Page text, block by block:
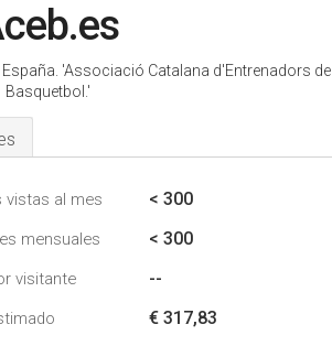
'Associació Catalana d'Entrenadors de
Basquetbol.'
vistas al mes < 300
mensuales < 300
visitante --
€ 317,83